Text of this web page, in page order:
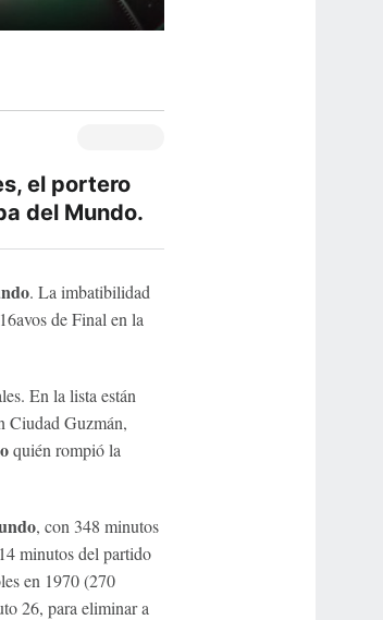
el portero
del Mundo.
. La imbatibilidad
de Final en la
En la lista están
Ciudad Guzmán,
quién rompió la
, con 348 minutos
minutos del partido
en 1970 (270
26, para eliminar a